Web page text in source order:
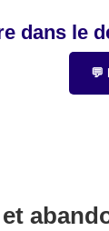
dans le
💬